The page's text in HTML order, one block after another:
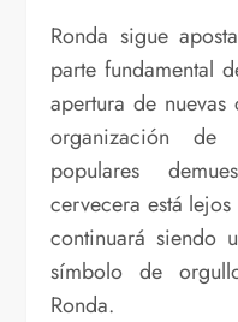
Ronda sigue apostando por la cerveza como
parte fundamental
apertura de nuevas
organización
populares
cervecera está
continuará siendo
símbolo de
Ronda.